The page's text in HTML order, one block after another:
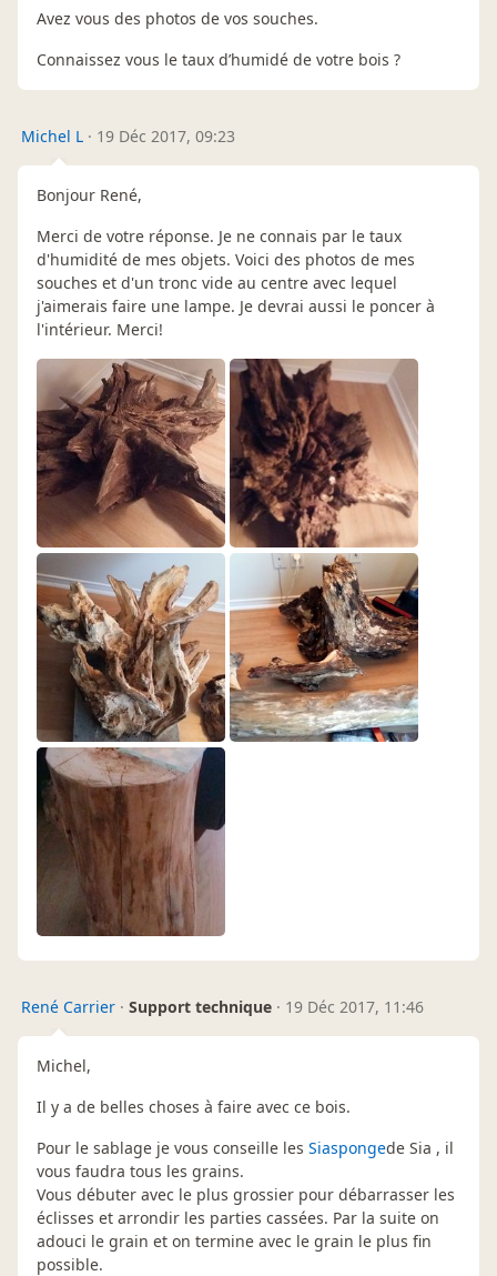
Avez vous des photos de vos souches.
Connaissez vous le taux d’humidé de votre bois ?
Michel L · 19 Déc 2017, 09:23
Bonjour René,
Merci de votre réponse. Je ne connais par le taux
d'humidité de mes objets. Voici des photos de mes
souches et d'un tronc vide au centre avec lequel
j'aimerais faire une lampe. Je devrai aussi le poncer à
l'intérieur. Merci!
René Carrier · Support technique · 19 Déc 2017, 11:46
Michel,
Il y a de belles choses à faire avec ce bois.
Pour le sablage je vous conseille les Siaspongede Sia , il
vous faudra tous les grains.
Vous débuter avec le plus grossier pour débarrasser les
éclisses et arrondir les parties cassées. Par la suite on
adouci le grain et on termine avec le grain le plus fin
possible.